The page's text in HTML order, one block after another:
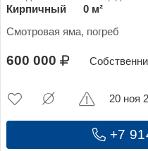
Кирпичный
0 м²
Смотровая яма, погреб
600 000
+7
20 ноя